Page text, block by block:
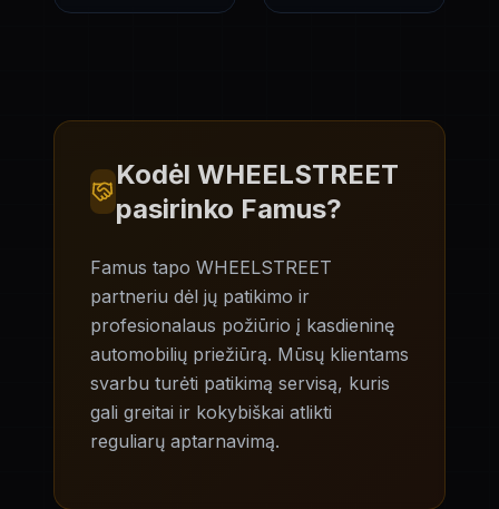
Kodėl WHEELSTREET
pasirinko Famus?
Famus tapo WHEELSTREET
partneriu dėl jų patikimo ir
profesionalaus požiūrio į kasdieninę
automobilių priežiūrą. Mūsų klientams
svarbu turėti patikimą servisą, kuris
gali greitai ir kokybiškai atlikti
reguliarų aptarnavimą.